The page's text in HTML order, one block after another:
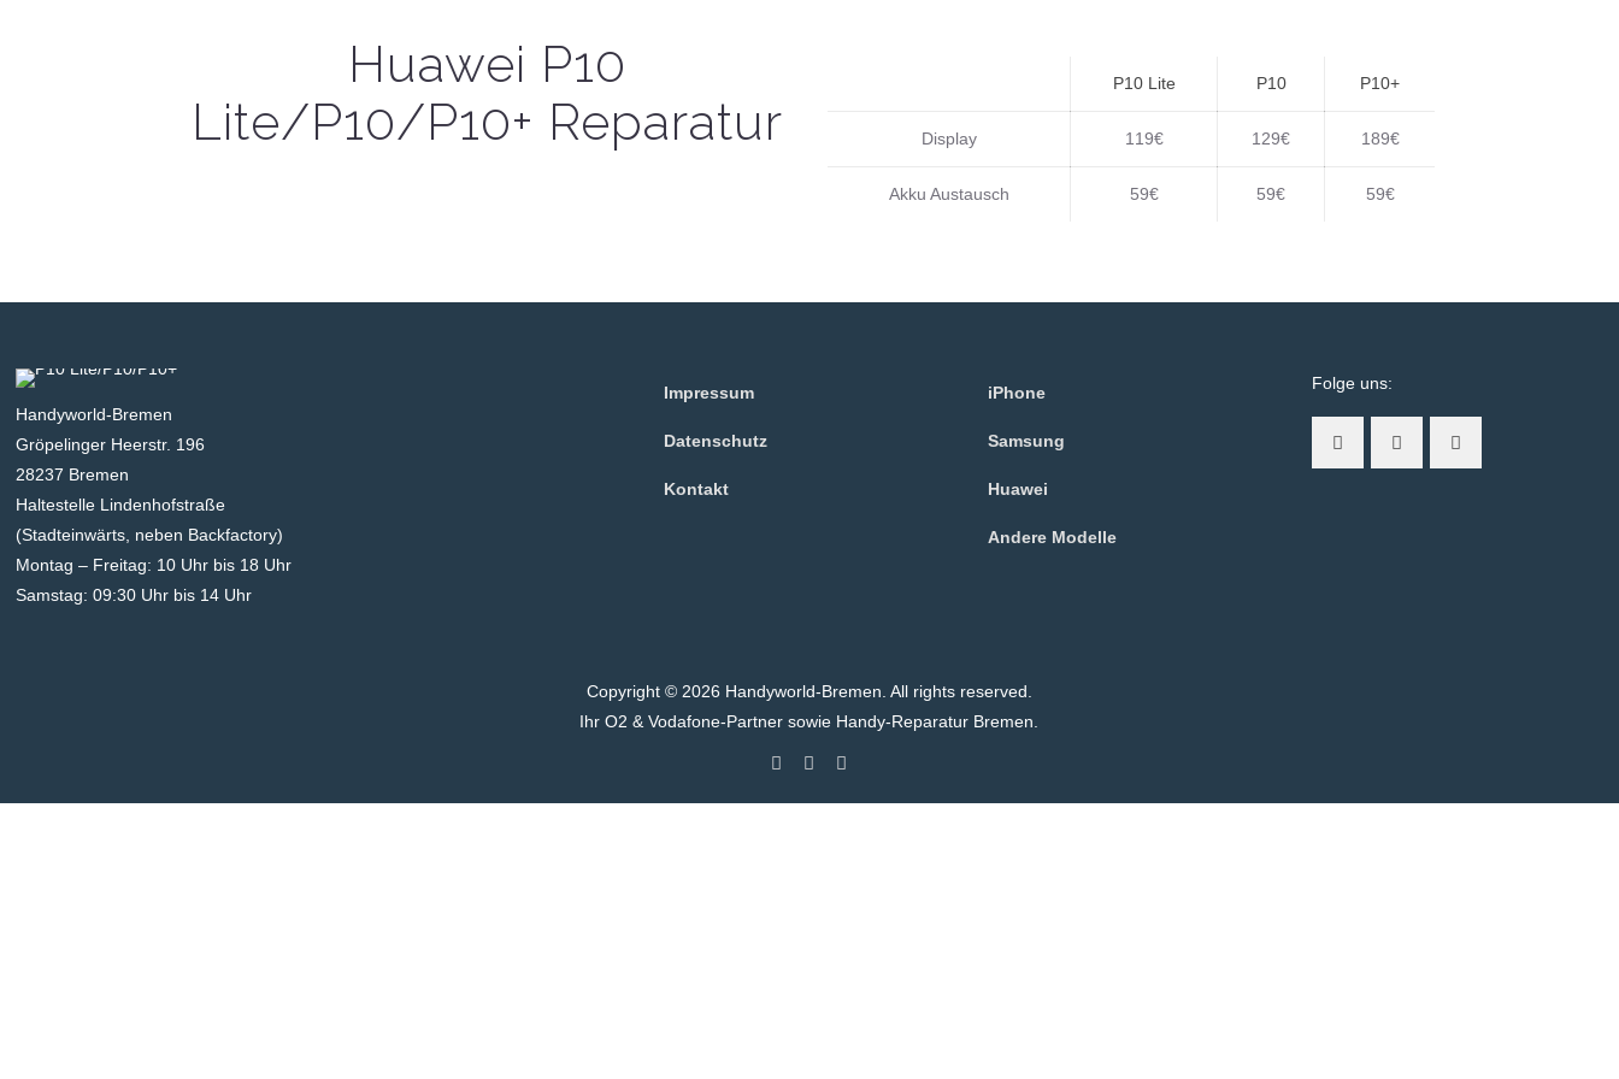
Huawei P10
Lite/P10/P10+ Reparatur
P10 Lite P10 P10+
Display 119€ 129€ 189€
Akku Austausch 59€ 59€ 59€
Handyworld-Bremen
Gröpelinger Heerstr. 196
28237 Bremen
Haltestelle Lindenhofstraße
(Stadteinwärts, neben Backfactory)
Montag – Freitag: 10 Uhr bis 18 Uhr
Samstag: 09:30 Uhr bis 14 Uhr
Impressum
Datenschutz
Kontakt
iPhone
Samsung
Huawei
Andere Modelle
Folge uns:
Copyright © 2026 Handyworld-Bremen. All rights reserved.
Ihr O2 & Vodafone-Partner sowie Handy-Reparatur Bremen.